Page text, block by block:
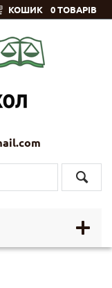
КОШИК 0 ТОВАРІВ